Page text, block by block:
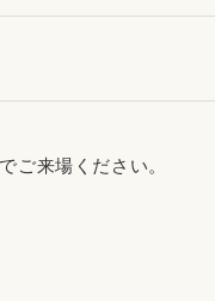
ご来場ください。